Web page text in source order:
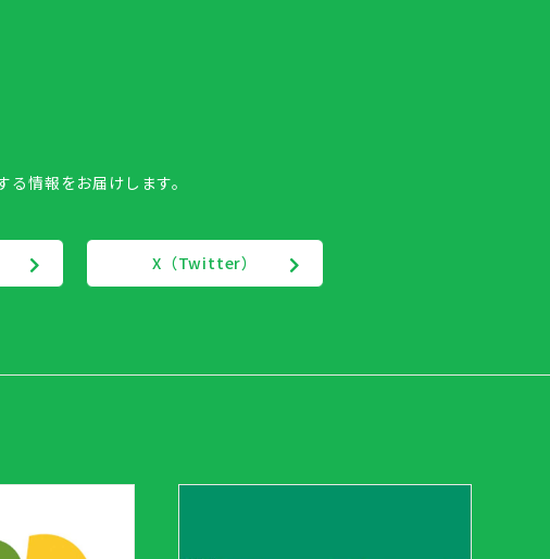
情報をお届けします。
X（Twitter）